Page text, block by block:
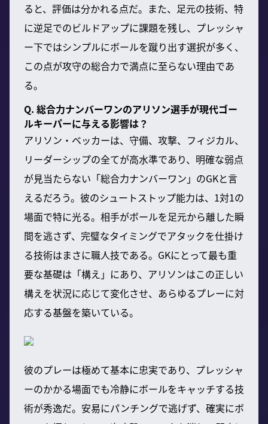
ると、評価は分かれる点だ。また、足元の技術、特
に逆足でのビルドアップに課題を残し、プレッシャ
ー下ではシンプルにボールを蹴り出す選択が多く、
この点が攻守の総合力で満点に至らない理由であ
る。
Q. 総合力ナンバーワンのアリソン選手が現代ゴー
ルキーパーに与える影響は？
アリソン・ベッカーは、守備、攻撃、フィジカル、
リーダーシップの全てが高水準であり、明確な弱点
が見当たらない「総合力ナンバーワン」のGKと言
えるだろう。彼のシュートストップ能力は、1対1の
場面で特に光る。相手がボールを足元から離した瞬
間を逃さず、完璧なタイミングでアタックを仕掛け
る技術はまさに職人技である。GKにとって最も重
要な基礎は「構え」にあり、アリソンはこの正しい
構えを状況に応じて変化させ、あらゆるプレーに対
応する基盤を築いている。
彼のプレーは極めて基本に忠実であり、プレッシャ
ーのかかる場面でも冷静にボールをキャッチする技
術が秀逸だ。安易にパンチングで逃げず、確実にボ